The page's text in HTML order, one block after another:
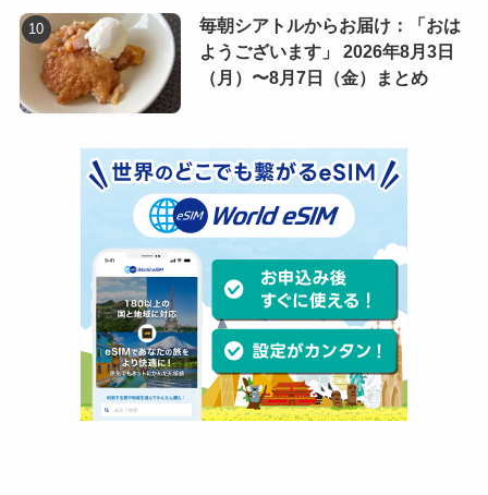
毎朝シアトルからお届け：「おは
ようございます」 2026年8月3日
（月）〜8月7日（金）まとめ